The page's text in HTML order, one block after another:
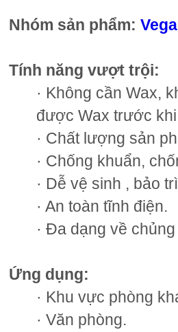
Nhóm sản phẩm:
Tính năng vượt trội:
· Không cần Wax,
được Wax trước
· Chất lượng sản
· Chống khuẩn,
· Dễ vệ sinh , bảo
· An toàn tĩnh điện.
· Đa dạng về
Ứng dụng:
· Khu vực phòng
· Văn phòng.